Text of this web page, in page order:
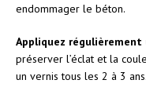
endommager le béton.
Appliquez
préserver l’éclat et la
un vernis tous les 2 à 3 ans.